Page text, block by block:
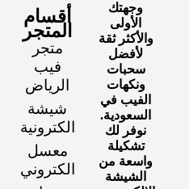
وجهتك
الأولى
والأكثر ثقة
لأفضل
سحبات
ونكهات
الفيب في
السعودية.
نوفر لك
تشكيلة
واسعة من
الشيشة
أقسام
المتجر
متجر
فيب
الرياض
شيشة
الكترونية
معسل
الكتروني